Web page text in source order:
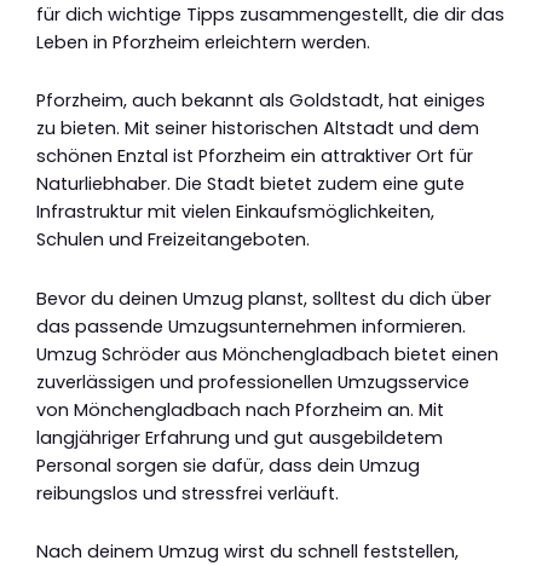
für dich wichtige Tipps zusammengestellt, die dir das
Leben in Pforzheim erleichtern werden.
Pforzheim, auch bekannt als Goldstadt, hat einiges
zu bieten. Mit seiner historischen Altstadt und dem
schönen Enztal ist Pforzheim ein attraktiver Ort für
Naturliebhaber. Die Stadt bietet zudem eine gute
Infrastruktur mit vielen Einkaufsmöglichkeiten,
Schulen und Freizeitangeboten.
Bevor du deinen Umzug planst, solltest du dich über
das passende Umzugsunternehmen informieren.
Umzug Schröder aus Mönchengladbach bietet einen
zuverlässigen und professionellen Umzugsservice
von Mönchengladbach nach Pforzheim an. Mit
langjähriger Erfahrung und gut ausgebildetem
Personal sorgen sie dafür, dass dein Umzug
reibungslos und stressfrei verläuft.
Nach deinem Umzug wirst du schnell feststellen,